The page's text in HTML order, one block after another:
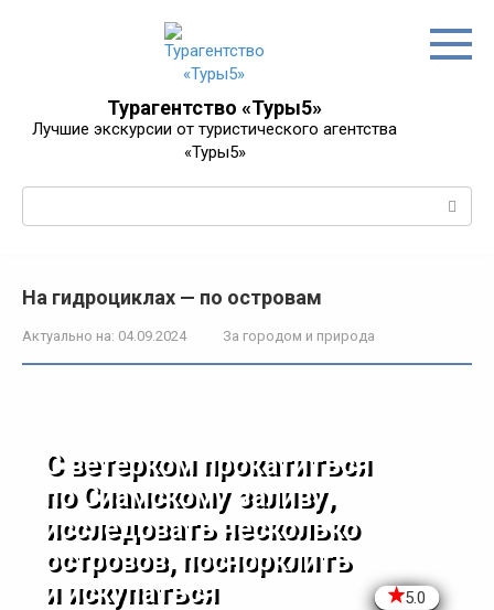
Турагентство «Туры5»
Лучшие экскурсии от туристического агентства
«Туры5»
На гидроциклах — по островам
Актуально на: 04.09.2024 За городом и природа
С ветерком прокатиться
по Сиамскому заливу,
исследовать несколько
островов, поснорклить
и искупаться
5.0